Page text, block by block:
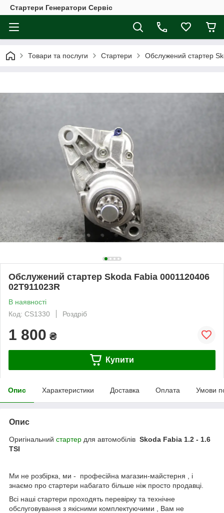
Стартери Генератори Сервіс
Товари та послуги Стартери Обслужений стартер
Обслужений стартер Skoda Fabia 0001120406
02T911023R
В наявності
Код: CS1330
Роздріб
1 800 ₴
Купити
Опис Характеристики Доставка Оплата Умови
Опис
Оригінальний стартер для автомобілів Skoda Fabia 1.2 - 1.6
TSI
Ми не розбірка, ми - професійна магазин-майстерня , і
знаємо про стартери набагато більше ніж просто продавці.
Всі наші стартери проходять перевірку та технічне
обслуговування з якісними комплектуючими , Вам не